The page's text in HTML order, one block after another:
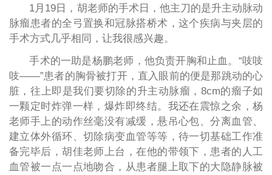
1月19日，胡老师的手术日，他主刀的是升主动脉动
脉瘤患者的全弓置换和冠脉搭桥术，这个疾病与夹层的
手术方式几乎相同，让我很感兴趣。
手术的一助是杨鹏老师，他负责开胸和止血。“吱吱
吱——”患者的胸骨被打开，直入眼前的便是那跳动的心
脏，往上即是我们要切除的升主动脉瘤，8cm的瘤子如
一颗定时炸弹一样，爆炸即终结。我还在震惊之余，杨
老师手上的动作丝毫没有减缓，悬吊心包、分离血管、
建立体外循环、切除病变血管等等，待一切基础工作准
备完毕后，胡佳老师上台，在他的带领下，患者的人工
血管被一点一点地吻合，从患者腿上取下的大隐静脉被